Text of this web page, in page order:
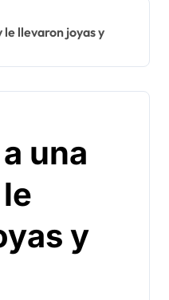
le llevaron joyas y
una
y